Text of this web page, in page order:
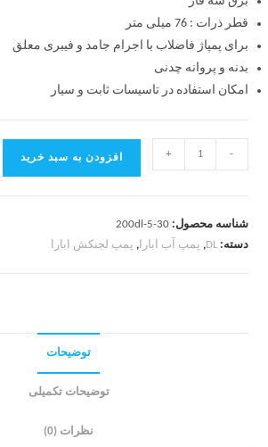
قطر ذرات : 76 میلی متر
برای پمپاژ فاضلاب با اجرام جامد و فیبری معلق
بدنه و پروانه چدنی
امکان استفاده در تاسیسات ثابت و سیار
-
+ افزودن به سبد خرید
شناسه محصول:200dl-5-30
دسته:DL
, پمپ آب ابارا, پمپ لجنکش ابارا
توضیحات
توضیحات تکمیلی
نظرات (0)